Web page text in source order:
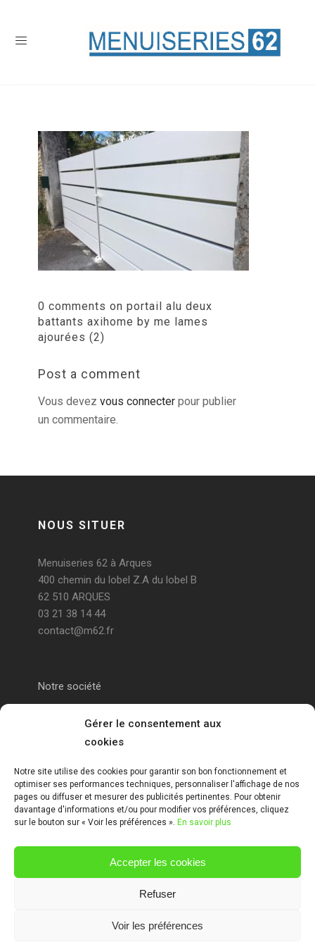
Gérer le consentement aux
cookies
Notre site utilise des cookies pour garantir son bon fonctionnement et
optimiser ses performances techniques, personnaliser l'affichage de nos
pages ou diffuser et mesurer des publicités pertinentes. Pour obtenir
davantage d'informations et/ou pour modifier vos préférences, cliquez
sur le bouton sur « Voir les préférences ». En savoir plus
Accepter les cookies
Refuser
Voir les préférences
0 comments on portail alu deux
battants axihome by me lames
ajourées (2)
Post a comment
Vous devez vous connecter pour publier
un commentaire.
NOUS SITUER
Menuiseries 62 à Arques
400 chemin du lobel Z.A du lobel B
62 510 ARQUES
03 21 38 14 44
contact@m62.fr
Notre société
Portail alu Saint-Omer
Clôture 62
Garde-corps pas de calais
Mentions Légales